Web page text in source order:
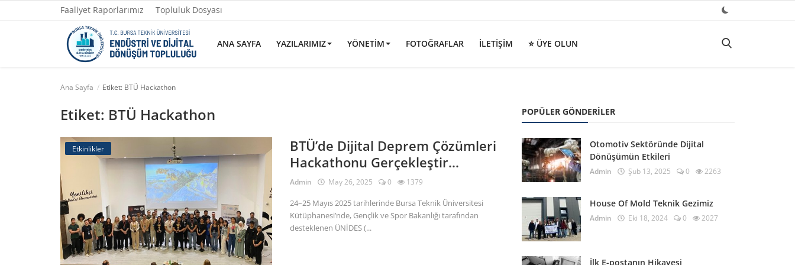
Faaliyet Raporlarımız Topluluk Dosyası
ANA SAYFA YAZILARIMIZ YÖNETIM FOTOĞRAFLAR İLETIŞIM ⭐ ÜYE OLUN
Topluluk Dosyası
Ana Sayfa Etiket: BTÜ Hackathon
Etiket: BTÜ Hackathon
Etkinlikler
BTÜ’de Dijital Deprem Çözümleri
Hackathonu Gerçekleştir...
Admin May 26, 2025 0 1379
24–25 Mayıs 2025 tarihlerinde Bursa Teknik Üniversitesi
Kütüphanesi’nde, Gençlik ve Spor Bakanlığı tarafından
desteklenen ÜNİDES (...
POPÜLER GÖNDERILER
Otomotiv Sektöründe Dijital
Dönüşümün Etkileri
Admin Şub 13, 2025 0 2263
House Of Mold Teknik Gezimiz
Admin Eki 18, 2024 0 2027
İlk E-postanın Hikayesi